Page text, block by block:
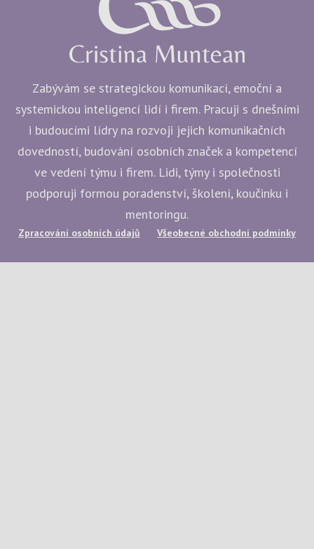
Zabývám se strategickou komunikací, emoční a
systemickou inteligencí lidí i firem. Pracuji s dnešními
i budoucími lídry na rozvoji jejich komunikačních
dovedností, budování osobních značek a kompetencí
ve vedení týmu i firem. Lidi, týmy i společnosti
podporuji formou poradenství, školení, koučinku i
mentoringu.
Zpracování osobních údajů Všeobecné obchodní podmínky